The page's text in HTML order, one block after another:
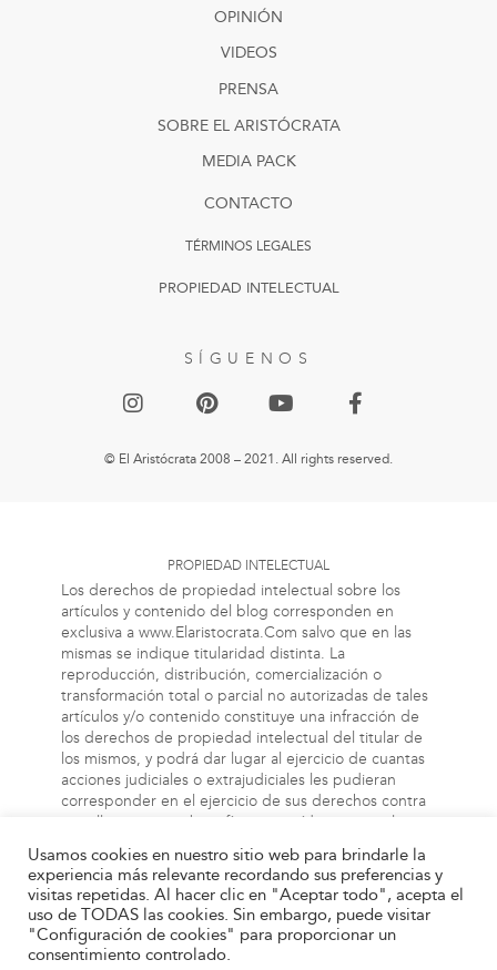
OPINIÓN
VIDEOS
PRENSA
SOBRE EL ARISTÓCRATA
MEDIA PACK
SÍGUENOS
© El Aristócrata 2008 – 2021. All rights reserved.
PROPIEDAD INTELECTUAL
TÉRMINOS LEGALES
CONTACTO
PROPIEDAD INTELECTUAL
Los derechos de propiedad intelectual sobre los
artículos y contenido del blog corresponden en
exclusiva a www.Elaristocrata.Com salvo que en las
mismas se indique titularidad distinta. La
reproducción, distribución, comercialización o
transformación total o parcial no autorizadas de tales
artículos y/o contenido constituye una infracción de
los derechos de propiedad intelectual del titular de
los mismos, y podrá dar lugar al ejercicio de cuantas
acciones judiciales o extrajudiciales les pudieran
corresponder en el ejercicio de sus derechos contra
aquellas personas bien físicas o jurídicas que vulneren
o perjudiquen los referidos derechos. Asimismo, la
información a la cual el usuario puede acceder a
través de este blog, puede estar protegida por
derechos de propiedad industrial, intelectual o de
otra índole. El propietario de este blog no será
responsable en ningún caso y bajo ningún concepto
Usamos cookies en nuestro sitio web para brindarle la
experiencia más relevante recordando sus preferencias y
visitas repetidas. Al hacer clic en "Aceptar todo", acepta el
uso de TODAS las cookies. Sin embargo, puede visitar
"Configuración de cookies" para proporcionar un
consentimiento controlado.